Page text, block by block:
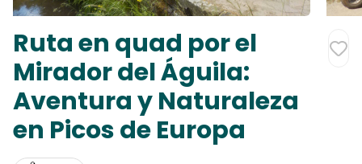
Ruta en quad por el
Mirador del Águila:
Aventura y Naturaleza
en Picos de Europa